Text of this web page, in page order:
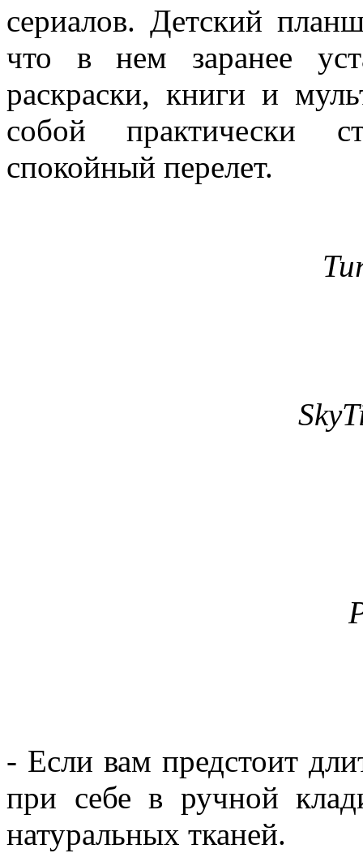
сериалов. Детский
что в нем заранее
раскраски, книги и
собой практически
спокойный перелет.
- Если вам предстоит
при себе в ручной
натуральных тканей.